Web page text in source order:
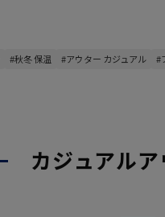
#秋冬 保温 #アウター カジュアル #
カジュアル